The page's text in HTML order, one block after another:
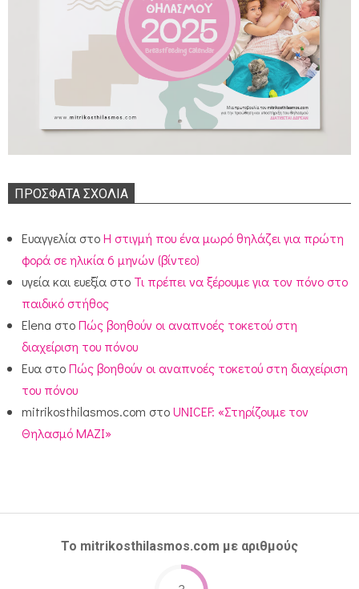
ΠΡΌΣΦΑΤΑ ΣΧΌΛΙΑ
Ευαγγελία στοΗ στιγμή που ένα μωρό θηλάζει για πρώτη
φορά σε ηλικία 6 μηνών (βίντεο)
υγεία και ευεξία στο Τι πρέπει να ξέρουμε για τον πόνο στο
παιδικό στήθος
Elena στοΠώς βοηθούν οι αναπνοές τοκετού στη
διαχείριση του πόνου
Ευα στοΠώς βοηθούν οι αναπνοές τοκετού στη διαχείριση
του πόνου
mitrikosthilasmos.com στοUNICEF: «Στηρίζουμε τον
Θηλασμό ΜΑΖΙ»
Το mitrikosthilasmos.com με αριθμούς